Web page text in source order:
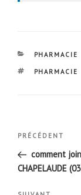
CATÉGORIES
PHARMACIE
ÉTIQUETTES
PHARMACIE
Navigation
l’article
Article
précédent
PRÉCÉDENT
comment
CHAPELAUDE